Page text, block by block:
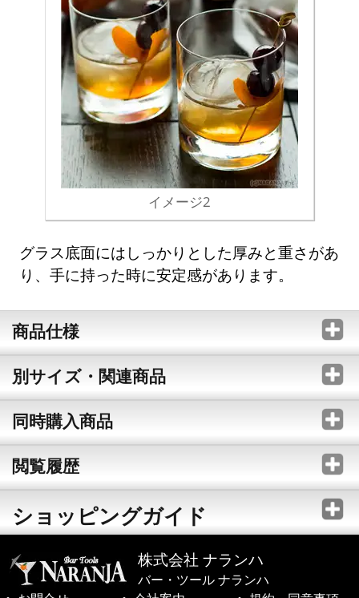
イメージ2
グラス底面にはしっかりとした厚みと重さがあ
り、手に持った時に安定感があります。
商品仕様
別サイズ・関連商品
同時購入商品
閲覧履歴
ショッピングガイド
株式会社 ナランハ
バー・ツール ナランハ